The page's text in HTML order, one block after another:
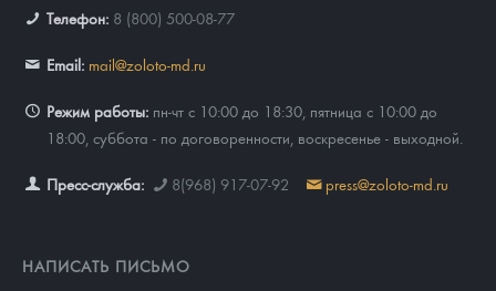
Телефон: 8 (800) 500-08-77
Email: mail@zoloto-md.ru
Режим работы: пн-чт с 10:00 до 18:30, пятница с 10:00 до
18:00, суббота - по договоренности, воскресенье - выходной.
Пресс-служба: 8(968) 917-07-92 press@zoloto-md.ru
НАПИСАТЬ ПИСЬМО